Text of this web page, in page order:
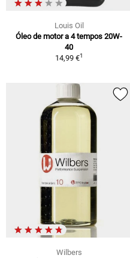
Louis Oil
Óleo de motor a 4 tempos 20W-
40
14,99 €1
Wilbers